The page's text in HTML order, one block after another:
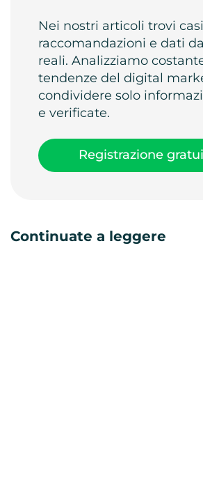
Nei nostri articoli trovi
raccomandazioni e dati
reali. Analizziamo
tendenze del digital
condividere solo
e verificate.
Registrazione
Continuate a leggere